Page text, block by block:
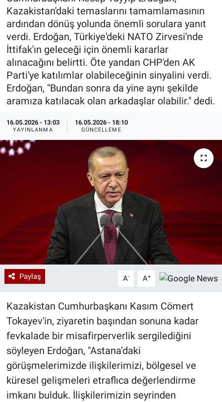
Kazakistan'daki temaslarını tamamlamasının
ardından dönüş yolunda önemli sorulara yanıt
verdi. Erdoğan, Türkiye'deki NATO Zirvesi'nde
İttifak'ın geleceği için önemli kararlar
alınacağını belirtti. Öte yandan CHP'den AK
Parti'ye katılımlar olabileceğinin sinyalini verdi.
Erdoğan, "Bundan sonra da yine aynı şekilde
aramıza katılacak olan arkadaşlar olabilir." dedi.
16.05.2026 - 13:03
YAYINLANMA
16.05.2026 - 18:10
GÜNCELLEME
Paylaş A- A+
Kazakistan Cumhurbaşkanı Kasım Cömert
Tokayev'in, ziyaretin başından sonuna kadar
fevkalade bir misafirperverlik sergilediğini
söyleyen Erdoğan, "Astana’daki
görüşmelerimizde ilişkilerimizi, bölgesel ve
küresel gelişmeleri etraflıca değerlendirme
imkanı bulduk. İlişkilerimizin seyrinden
Özel Haberler
Yazarlar
Dünya
Medya
Özel Haberler
Kadın
Erişim Bilgileri
Sağlık
Haber Arşivi